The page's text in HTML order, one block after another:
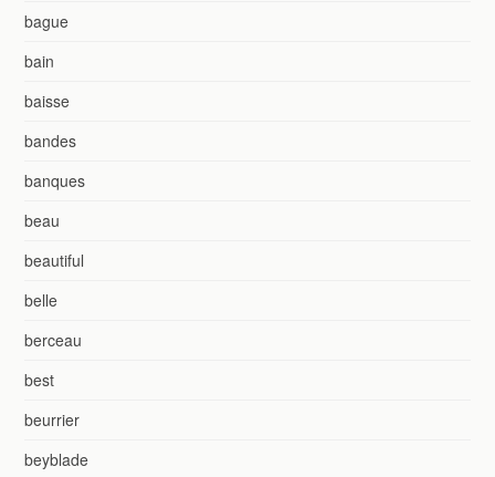
bague
bain
baisse
bandes
banques
beau
beautiful
belle
berceau
best
beurrier
beyblade